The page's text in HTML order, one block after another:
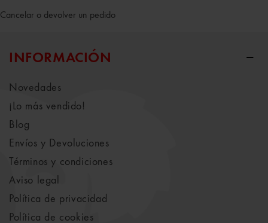
Cancelar o devolver un pedido
INFORMACIÓN
Novedades
¡Lo más vendido!
Blog
Envíos y Devoluciones
Términos y condiciones
Aviso legal
Política de privacidad
Política de cookies